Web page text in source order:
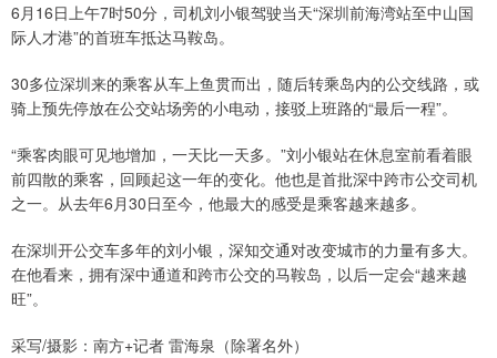
6月16日上午7时50分，司机刘小银驾驶当天“深圳前海湾站至中山国
际人才港”的首班车抵达马鞍岛。
30多位深圳来的乘客从车上鱼贯而出，随后转乘岛内的公交线路，或
骑上预先停放在公交站场旁的小电动，接驳上班路的“最后一程”。
“乘客肉眼可见地增加，一天比一天多。”刘小银站在休息室前看着眼
前四散的乘客，回顾起这一年的变化。他也是首批深中跨市公交司机
之一。从去年6月30日至今，他最大的感受是乘客越来越多。
在深圳开公交车多年的刘小银，深知交通对改变城市的力量有多大。
在他看来，拥有深中通道和跨市公交的马鞍岛，以后一定会“越来越
旺”。
采写/摄影：南方+记者 雷海泉（除署名外）